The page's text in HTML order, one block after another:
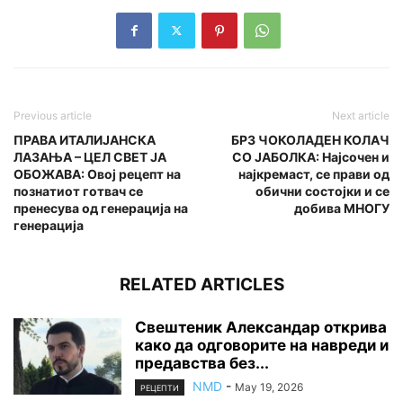
Previous article
ПРАВА ИТАЛИЈАНСКА
ЛАЗАЊА – ЦЕЛ СВЕТ ЈА
ОБОЖАВА: Овој рецепт на
познатиот готвач се
пренесува од генерација на
генерација
Next article
БРЗ ЧОКОЛАДЕН КОЛАЧ
СО ЈАБОЛКА: Најсочен и
најкремаст, се прави од
обични состојки и се
добива МНОГУ
RELATED ARTICLES
Свештеник Александар открива
како да одговорите на навреди и
предавства без...
РЕЦЕПТИ NMD - May 19, 2026